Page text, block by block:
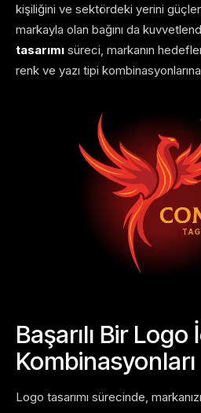
kişiliğini ve sektördeki yerini
markayla olan bağını da
tasarımı süreci, markanın
renk ve yazı tipi
Başarılı Bir Logo
Kombinasyonları
Logo tasarımı sürecinde,